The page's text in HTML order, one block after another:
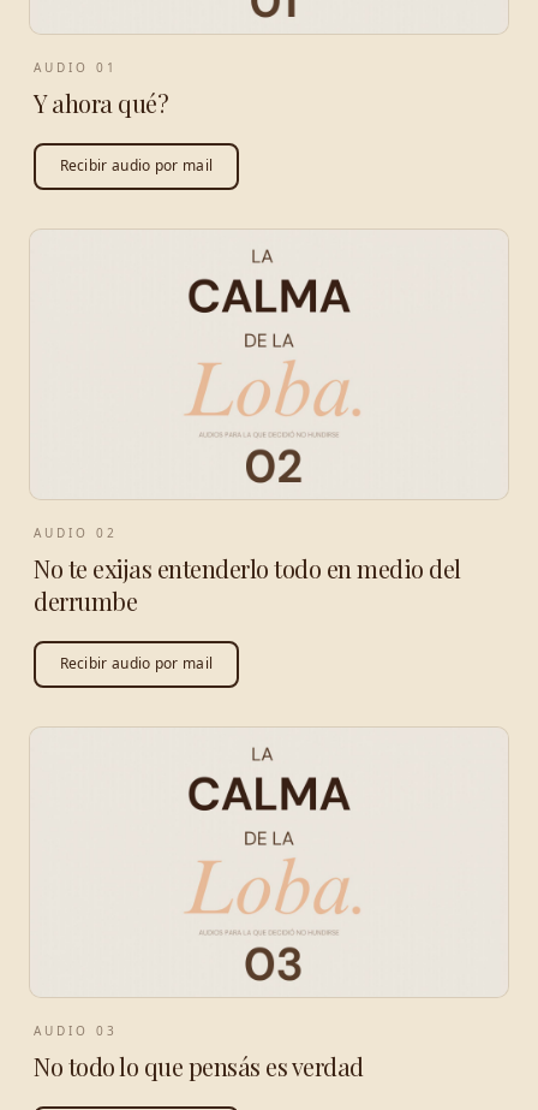
AUDIO 01
Y ahora qué?
Recibir audio por mail
AUDIO 02
No te exijas entenderlo todo en medio del
derrumbe
Recibir audio por mail
AUDIO 03
No todo lo que pensás es verdad